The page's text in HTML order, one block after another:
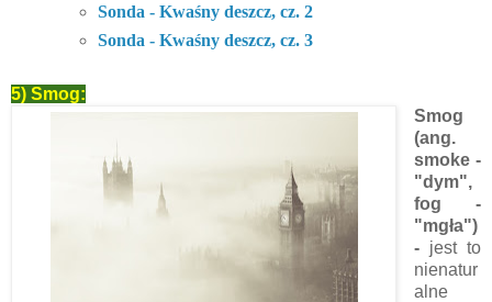
Sonda - Kwaśny deszcz, cz. 2
Sonda - Kwaśny deszcz, cz. 3
5) Smog:
Smog
(ang.
smoke -
"dym",
fog -
"mgła")
- jest to
nienatur
alne